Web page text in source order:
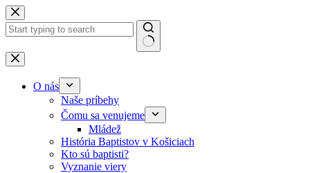
Skip to content
No results
O nás
Naše príbehy
Čomu sa venujeme
Mládež
História Baptistov v Košiciach
Kto sú baptisti?
Vyznanie viery